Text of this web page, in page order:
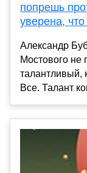
попрешь
уверена,
Александр
Мостового не
талантливый,
Все. Талант